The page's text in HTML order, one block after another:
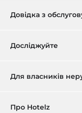
Довідка з
Керуйте
Досліджуйте
Подарункова
Для власників
Зареєструйте
Про Hotelz